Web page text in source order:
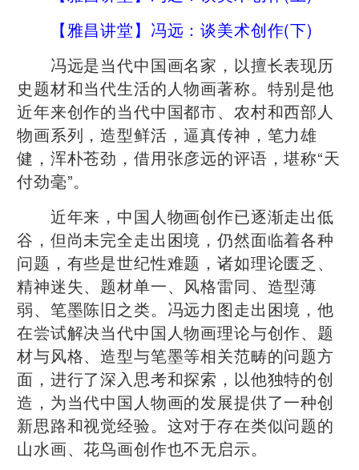
【雅昌讲堂】冯远：谈美术创作(下)
冯远是当代中国画名家，以擅长表现历
史题材和当代生活的人物画著称。特别是他
近年来创作的当代中国都市、农村和西部人
物画系列，造型鲜活，逼真传神，笔力雄
健，浑朴苍劲，借用张彦远的评语，堪称“天
付劲毫”。
近年来，中国人物画创作已逐渐走出低
谷，但尚未完全走出困境，仍然面临着各种
问题，有些是世纪性难题，诸如理论匮乏、
精神迷失、题材单一、风格雷同、造型薄
弱、笔墨陈旧之类。冯远力图走出困境，他
在尝试解决当代中国人物画理论与创作、题
材与风格、造型与笔墨等相关范畴的问题方
面，进行了深入思考和探索，以他独特的创
造，为当代中国人物画的发展提供了一种创
新思路和视觉经验。这对于存在类似问题的
山水画、花鸟画创作也不无启示。